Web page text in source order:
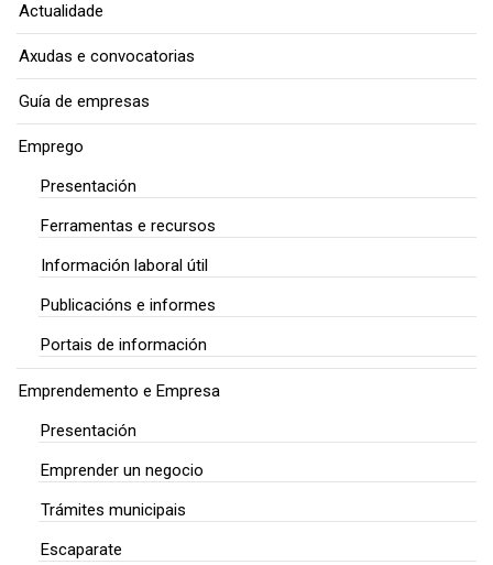
Actualidade
Axudas e convocatorias
Guía de empresas
Emprego
Presentación
Ferramentas e recursos
Información laboral útil
Publicacións e informes
Portais de información
Emprendemento e Empresa
Presentación
Emprender un negocio
Trámites municipais
Escaparate